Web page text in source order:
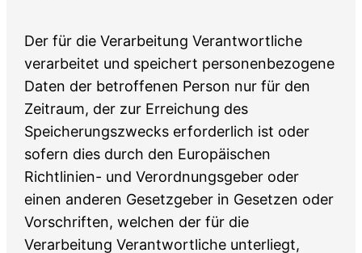
Der für die Verarbeitung Verantwortliche
verarbeitet und speichert personenbezogene
Daten der betroffenen Person nur für den
Zeitraum, der zur Erreichung des
Speicherungszwecks erforderlich ist oder
sofern dies durch den Europäischen
Richtlinien- und Verordnungsgeber oder
einen anderen Gesetzgeber in Gesetzen oder
Vorschriften, welchen der für die
Verarbeitung Verantwortliche unterliegt,